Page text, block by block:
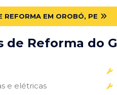
REFORMA EM OROBÓ, PE
de Reforma do
e elétricas